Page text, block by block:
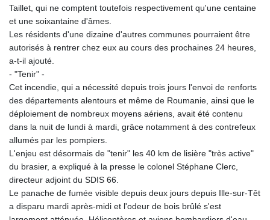
KES 148.856198
KHR 4680.585188
KMF 492.370809
KYD 0.96031
KZT 540.07675
LAK 26018.135435
LBP
LKR 386.523165
LRD 207.997128
LTL 3.412778
LVL 0.699133
Taillet, qui ne comptent toutefois respectivement qu'une centaine
et une soixantaine d'âmes.
Les résidents d'une dizaine d'autres communes pourraient être
autorisés à rentrer chez eux au cours des prochaines 24 heures,
a-t-il ajouté.
- "Tenir" -
Cet incendie, qui a nécessité depuis trois jours l'envoi de renforts
des départements alentours et même de Roumanie, ainsi que le
déploiement de nombreux moyens aériens, avait été contenu
dans la nuit de lundi à mardi, grâce notamment à des contrefeux
allumés par les pompiers.
L'enjeu est désormais de "tenir" les 40 km de lisière "très active"
du brasier, a expliqué à la presse le colonel Stéphane Clerc,
directeur adjoint du SDIS 66.
Le panache de fumée visible depuis deux jours depuis Ille-sur-Têt
a disparu mardi après-midi et l'odeur de bois brûlé s'est